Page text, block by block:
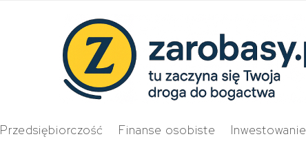
Przedsiębiorczość Finanse osobiste Inwestowanie